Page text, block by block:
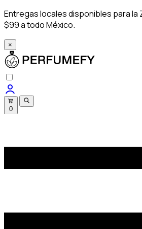
Entregas locales disponibles para la
$99 a todo México.
×
0